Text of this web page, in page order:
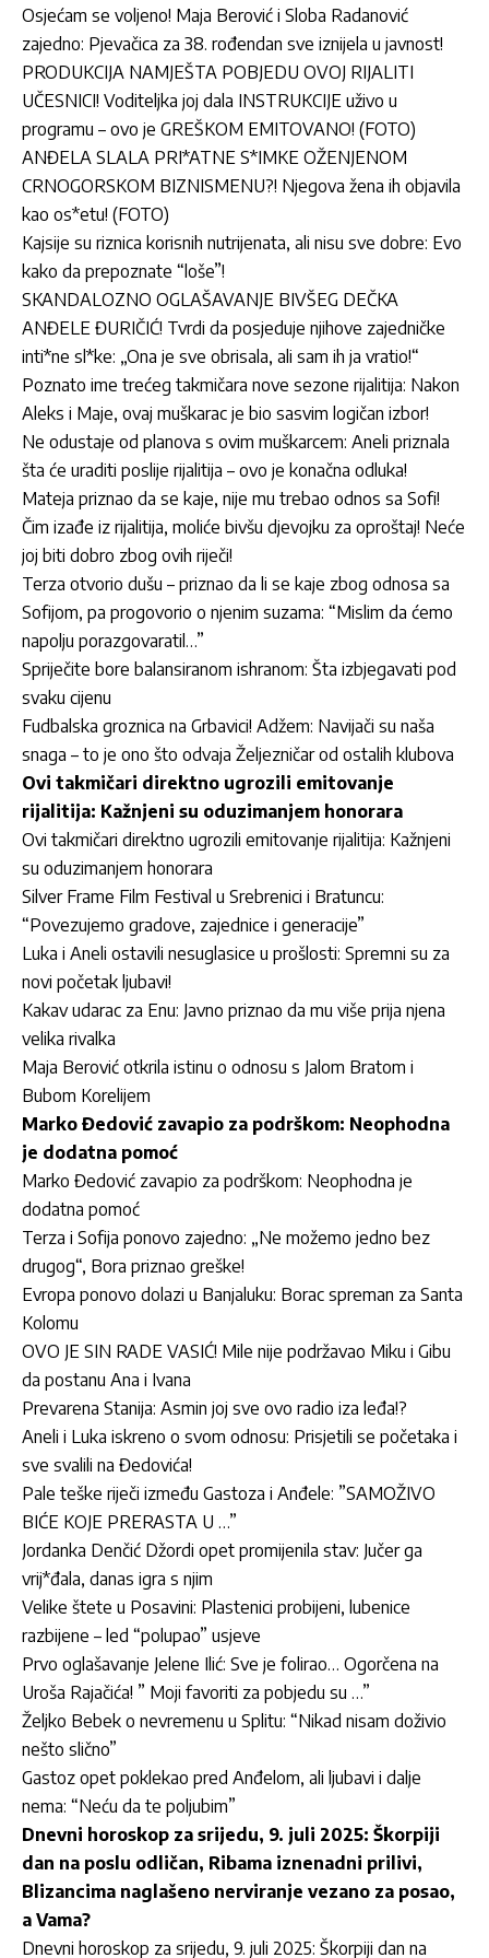
Osjećam se voljeno! Maja Berović i Sloba Radanović
zajedno: Pjevačica za 38. rođendan sve iznijela u javnost!
PRODUKCIJA NAMJEŠTA POBJEDU OVOJ RIJALITI
UČESNICI! Voditeljka joj dala INSTRUKCIJE uživo u
programu – ovo je GREŠKOM EMITOVANO! (FOTO)
ANĐELA SLALA PRI*ATNE S*IMKE OŽENJENOM
CRNOGORSKOM BIZNISMENU?! Njegova žena ih objavila
kao os*etu! (FOTO)
Kajsije su riznica korisnih nutrijenata, ali nisu sve dobre: Evo
kako da prepoznate “loše”!
SKANDALOZNO OGLAŠAVANJE BIVŠEG DEČKA
ANĐELE ĐURIČIĆ! Tvrdi da posjeduje njihove zajedničke
inti*ne sl*ke: „Ona je sve obrisala, ali sam ih ja vratio!“
Poznato ime trećeg takmičara nove sezone rijalitija: Nakon
Aleks i Maje, ovaj muškarac je bio sasvim logičan izbor!
Ne odustaje od planova s ovim muškarcem: Aneli priznala
šta će uraditi poslije rijalitija – ovo je konačna odluka!
Mateja priznao da se kaje, nije mu trebao odnos sa Sofi!
Čim izađe iz rijalitija, moliće bivšu djevojku za oproštaj! Neće
joj biti dobro zbog ovih riječi!
Terza otvorio dušu – priznao da li se kaje zbog odnosa sa
Sofijom, pa progovorio o njenim suzama: “Mislim da ćemo
napolju porazgovaratil…”
Spriječite bore balansiranom ishranom: Šta izbjegavati pod
svaku cijenu
Fudbalska groznica na Grbavici! Adžem: Navijači su naša
snaga – to je ono što odvaja Željezničar od ostalih klubova
Ovi takmičari direktno ugrozili emitovanje
rijalitija: Kažnjeni su oduzimanjem honorara
Ovi takmičari direktno ugrozili emitovanje rijalitija: Kažnjeni
su oduzimanjem honorara
Silver Frame Film Festival u Srebrenici i Bratuncu:
“Povezujemo gradove, zajednice i generacije”
Luka i Aneli ostavili nesuglasice u prošlosti: Spremni su za
novi početak ljubavi!
Kakav udarac za Enu: Javno priznao da mu više prija njena
velika rivalka
Maja Berović otkrila istinu o odnosu s Jalom Bratom i
Bubom Korelijem
Marko Đedović zavapio za podrškom: Neophodna
je dodatna pomoć
Marko Đedović zavapio za podrškom: Neophodna je
dodatna pomoć
Terza i Sofija ponovo zajedno: „Ne možemo jedno bez
drugog“, Bora priznao greške!
Evropa ponovo dolazi u Banjaluku: Borac spreman za Santa
Kolomu
OVO JE SIN RADE VASIĆ! Mile nije podržavao Miku i Gibu
da postanu Ana i Ivana
Prevarena Stanija: Asmin joj sve ovo radio iza leđa!?
Aneli i Luka iskreno o svom odnosu: Prisjetili se početaka i
sve svalili na Đedovića!
Pale teške riječi između Gastoza i Anđele: ”SAMOŽIVO
BIĆE KOJE PRERASTA U …”
Jordan­ka Denčić Džordi opet promijenila stav: Jučer ga
vrij*đala, danas igra s njim
Velike štete u Posavini: Plastenici probijeni, lubenice
razbijene – led “polupao” usjeve
Prvo oglašavanje Jelene Ilić: Sve je folirao… Ogorčena na
Uroša Rajačića! ” Moji favoriti za pobjedu su …”
Željko Bebek o nevremenu u Splitu: “Nikad nisam doživio
nešto slično”
Gastoz opet poklekao pred Anđelom, ali ljubavi i dalje
nema: “Neću da te poljubim”
Dnevni horoskop za srijedu, 9. juli 2025: Škorpiji
dan na poslu odličan, Ribama iznenadni prilivi,
Blizancima naglašeno nerviranje vezano za posao,
a Vama?
Dnevni horoskop za srijedu, 9. juli 2025: Škorpiji dan na